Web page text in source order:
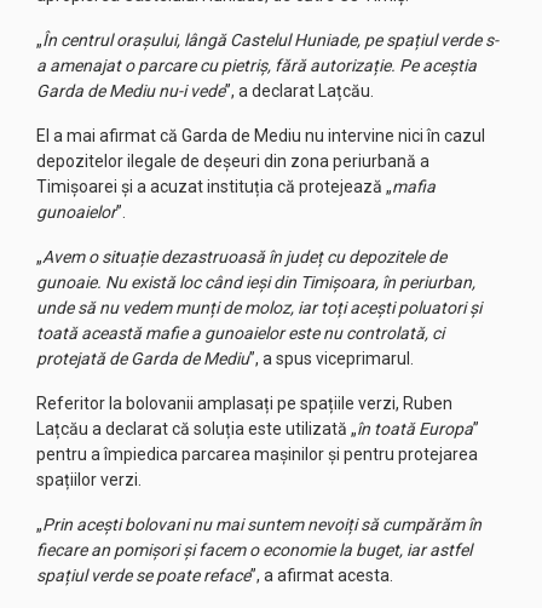
„În centrul orașului, lângă Castelul Huniade, pe spațiul verde s-
a amenajat o parcare cu pietriș, fără autorizație. Pe aceștia
Garda de Mediu nu-i vede”, a declarat Lațcău.
El a mai afirmat că Garda de Mediu nu intervine nici în cazul
depozitelor ilegale de deșeuri din zona periurbană a
Timișoarei și a acuzat instituția că protejează „mafia
gunoaielor”.
„Avem o situație dezastruoasă în județ cu depozitele de
gunoaie. Nu există loc când ieși din Timișoara, în periurban,
unde să nu vedem munți de moloz, iar toți acești poluatori și
toată această mafie a gunoaielor este nu controlată, ci
protejată de Garda de Mediu”, a spus viceprimarul.
Referitor la bolovanii amplasați pe spațiile verzi, Ruben
Lațcău a declarat că soluția este utilizată „în toată Europa”
pentru a împiedica parcarea mașinilor și pentru protejarea
spațiilor verzi.
„Prin acești bolovani nu mai suntem nevoiți să cumpărăm în
fiecare an pomișori și facem o economie la buget, iar astfel
spațiul verde se poate reface”, a afirmat acesta.